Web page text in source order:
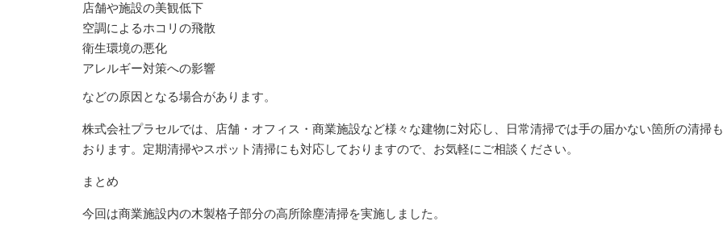
店舗や施設の美観低下
空調によるホコリの飛散
衛生環境の悪化
アレルギー対策への影響
などの原因となる場合があります。
株式会社プラセルでは、店舗・オフィス・商業施設など様々な建物に対応し、日常清掃では手の届かない箇所の清掃
おります。定期清掃やスポット清掃にも対応しておりますので、お気軽にご相談ください。
まとめ
今回は商業施設内の木製格子部分の高所除塵清掃を実施しました。